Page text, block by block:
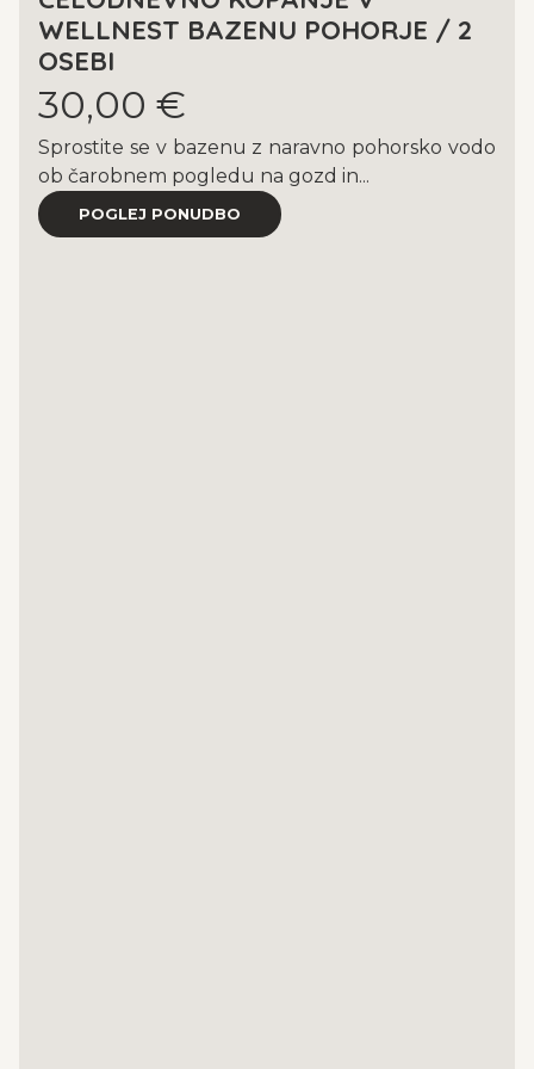
WELLNEST BAZENU POHORJE / 2
OSEBI
30,00 €
Sprostite se v bazenu z naravno pohorsko vodo
ob čarobnem pogledu na gozd in...
POGLEJ PONUDBO